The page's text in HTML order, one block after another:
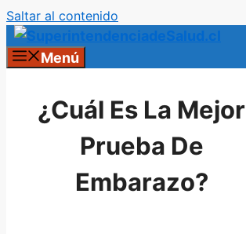
Saltar al contenido
Menú
¿Cuál Es La Mejor
Prueba De
Embarazo?